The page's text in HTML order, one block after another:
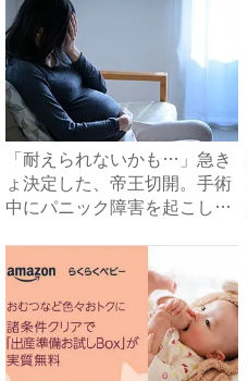
「耐えられないかも…」急き
ょ決定した、帝王切開。手術
中にパニック障害を起こしか